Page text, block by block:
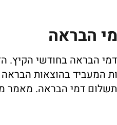
הבראה
הבראה בחודשי
המעביד בהוצאות
דמי הבראה. מאמר